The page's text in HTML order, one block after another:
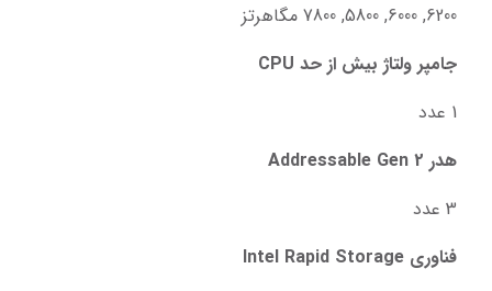
6200, 6000, 5800, 7800 مگاهرتز
جامپر ولتاژ بیش از حد CPU
1 عدد
هدر Addressable Gen 2
3 عدد
فناوری Intel Rapid Storage